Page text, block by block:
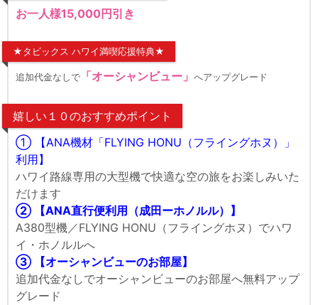
お一人様15,000円引き
★タビックス ハワイ満喫応援特典★
追加代金なしで 「オーシャンビュー」 へアップグレード
嬉しい１０のおすすめポイント
① 【ANA機材「FLYING HONU（フライングホヌ）」
利用】
ハワイ路線専用の大型機で快適な空の旅をお楽しみいた
だけます
② 【ANA直行便利用（成田ーホノルル）】
A380型機／FLYING HONU（フライングホヌ）でハワ
イ・ホノルルへ
③ 【オーシャンビューのお部屋】
追加代金なしでオーシャンビューのお部屋へ無料アップ
グレード